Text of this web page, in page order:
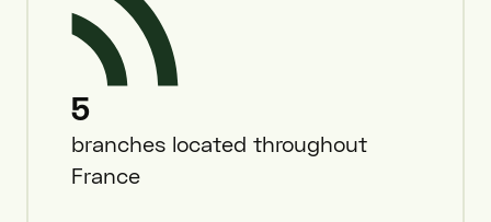
5
branches located throughout
France